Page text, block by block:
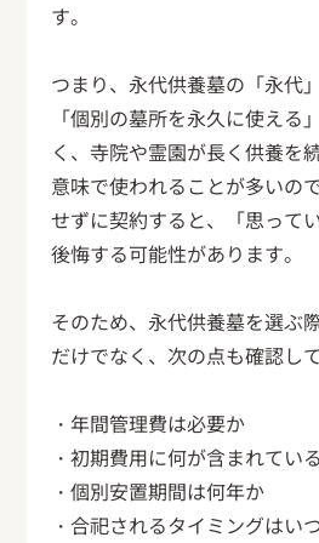
す。
つまり、永代供養墓の「永代
「個別の墓所を永久に使える
く、寺院や霊園が長く供養を
意味で使われることが多いの
せずに契約すると、「思って
後悔する可能性があります。
そのため、永代供養墓を選ぶ
だけでなく、次の点も確認し
・年間管理費は必要か
・初期費用に何が含まれてい
・個別安置期間は何年か
・合祀されるタイミングはい